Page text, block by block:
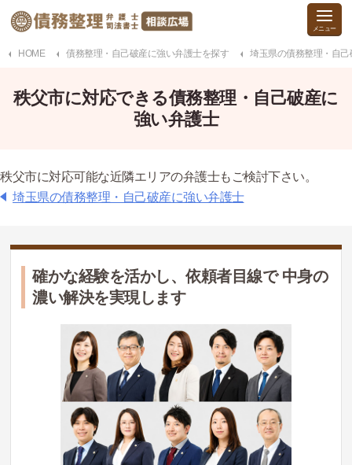
HOME 債務整理・自己破産に強い弁護士を探す 埼玉県の債務整理・自
秩父市に対応できる債務整理・自己破産に
強い弁護士
秩父市に対応可能な近隣エリアの弁護士もご検討下さい。
埼玉県の債務整理・自己破産に強い弁護士
確かな経験を活かし、依頼者目線で 中身の
濃い解決を実現します